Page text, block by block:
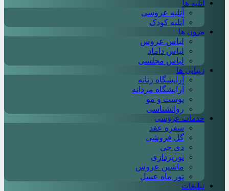
آتلیه ها
آتلیه عروسی
آتلیه کودک
مزون ها
لباس عروس
لباس داماد
لباس مجلسی
زیبایی ها
آرایشگاه زنانه
آرایشگاه مردانه
پوست و مو
روانشناسی
خدمات عروسی
سفره عقد
گل فروشی
دی جی
نورپردازی
ماشین عروس
تور ماه عسل
تبلیغات